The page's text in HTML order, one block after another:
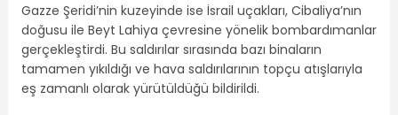
Gazze Şeridi’nin kuzeyinde ise İsrail uçakları, Cibaliya’nın
doğusu ile Beyt Lahiya çevresine yönelik bombardımanlar
gerçekleştirdi. Bu saldırılar sırasında bazı binaların
tamamen yıkıldığı ve hava saldırılarının topçu atışlarıyla
eş zamanlı olarak yürütüldüğü bildirildi.